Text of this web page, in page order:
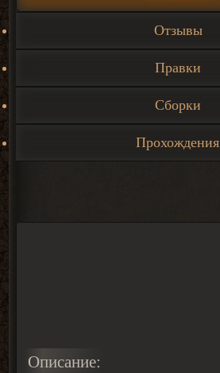
Отзывы
Правки
Сборки
Прохождения
Описание: